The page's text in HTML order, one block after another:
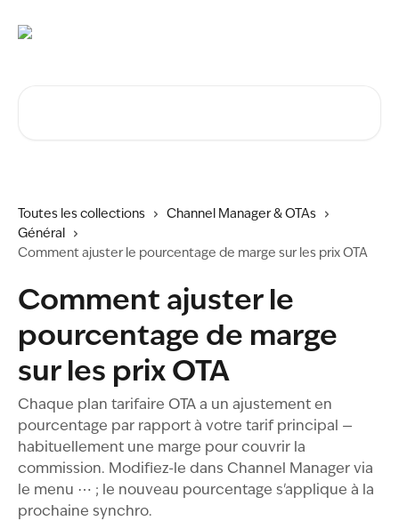
Toutes les collections
Channel Manager & OTAs
Général
Comment ajuster le pourcentage de marge sur les prix OTA
Comment ajuster le
pourcentage de marge
sur les prix OTA
Chaque plan tarifaire OTA a un ajustement en
pourcentage par rapport à votre tarif principal —
habituellement une marge pour couvrir la
commission. Modifiez-le dans Channel Manager via
le menu ⋯ ; le nouveau pourcentage s'applique à la
prochaine synchro.